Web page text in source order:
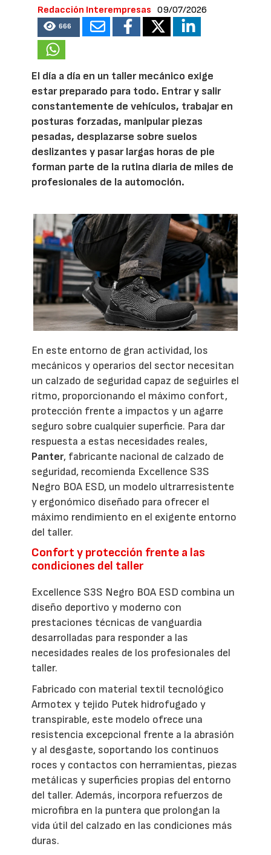
Redacción Interempresas 09/07/2026
666
El día a día en un taller mecánico exige
estar preparado para todo. Entrar y salir
constantemente de vehículos, trabajar en
posturas forzadas, manipular piezas
pesadas, desplazarse sobre suelos
deslizantes y pasar largas horas de pie
forman parte de la rutina diaria de miles de
profesionales de la automoción.
En este entorno de gran actividad, los
mecánicos y operarios del sector necesitan
un calzado de seguridad capaz de seguirles el
ritmo, proporcionando el máximo confort,
protección frente a impactos y un agarre
seguro sobre cualquier superficie. Para dar
respuesta a estas necesidades reales,
Panter, fabricante nacional de calzado de
seguridad, recomienda Excellence S3S
Negro BOA ESD, un modelo ultrarresistente
y ergonómico diseñado para ofrecer el
máximo rendimiento en el exigente entorno
del taller.
Confort y protección frente a las
condiciones del taller
Excellence S3S Negro BOA ESD combina un
diseño deportivo y moderno con
prestaciones técnicas de vanguardia
desarrolladas para responder a las
necesidades reales de los profesionales del
taller.
Fabricado con material textil tecnológico
Armotex y tejido Putek hidrofugado y
transpirable, este modelo ofrece una
resistencia excepcional frente a la abrasión
y al desgaste, soportando los continuos
roces y contactos con herramientas, piezas
metálicas y superficies propias del entorno
del taller. Además, incorpora refuerzos de
microfibra en la puntera que prolongan la
vida útil del calzado en las condiciones más
duras.